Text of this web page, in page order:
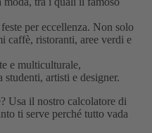
per eccellenza. Non solo
caffè, ristoranti, aree verdi e
e multiculturale,
studenti, artisti e designer.
Usa il nostro calcolatore di
ti serve perché tutto vada